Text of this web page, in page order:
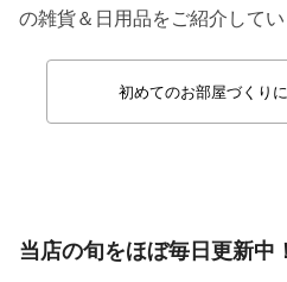
の雑貨＆日用品をご紹介してい
初めてのお部屋づくり
当店の旬をほぼ毎日更新中！